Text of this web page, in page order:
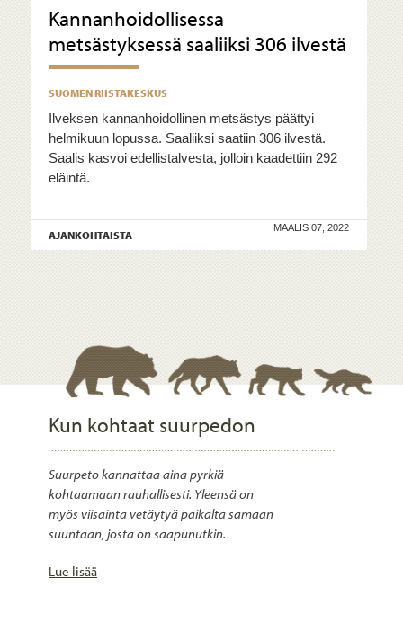
Kannanhoidollisessa
metsästyksessä saaliiksi 306 ilvestä
SUOMEN RIISTAKESKUS
Ilveksen kannanhoidollinen metsästys päättyi
helmikuun lopussa. Saaliiksi saatiin 306 ilvestä.
Saalis kasvoi edellistalvesta, jolloin kaadettiin 292
eläintä.
AJANKOHTAISTA
MAALIS 07, 2022
Kun kohtaat suurpedon
Suurpeto kannattaa aina pyrkiä
kohtaamaan rauhallisesti. Yleensä on
myös viisainta vetäytyä paikalta samaan
suuntaan, josta on saapunutkin.
Lue lisää